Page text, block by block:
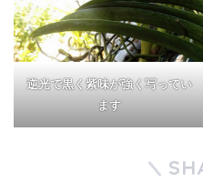
逆光で黒く紫味が強く写ってい
ます